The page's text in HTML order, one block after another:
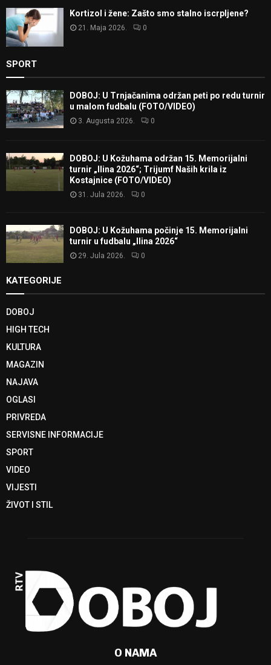
Kortizol i žene: Zašto smo stalno iscrpljene?
21. Maja 2026. 0
SPORT
DOBOJ: U Trnjačanima održan peti po redu turnir
u malom fudbalu (FOTO/VIDEO)
3. Augusta 2026. 0
DOBOJ: U Kožuhama održan 15. Memorijalni
turnir „Ilina 2026“; Trijumf Naših krila iz
Kostajnice (FOTO/VIDEO)
31. Jula 2026. 0
DOBOJ: U Kožuhama počinje 15. Memorijalni
turnir u fudbalu „Ilina 2026“
29. Jula 2026. 0
KATEGORIJE
DOBOJ
HIGH TECH
KULTURA
MAGAZIN
NAJAVA
OGLASI
PRIVREDA
SERVISNE INFORMACIJE
SPORT
VIDEO
VIJESTI
ŽIVOT I STIL
O NAMA